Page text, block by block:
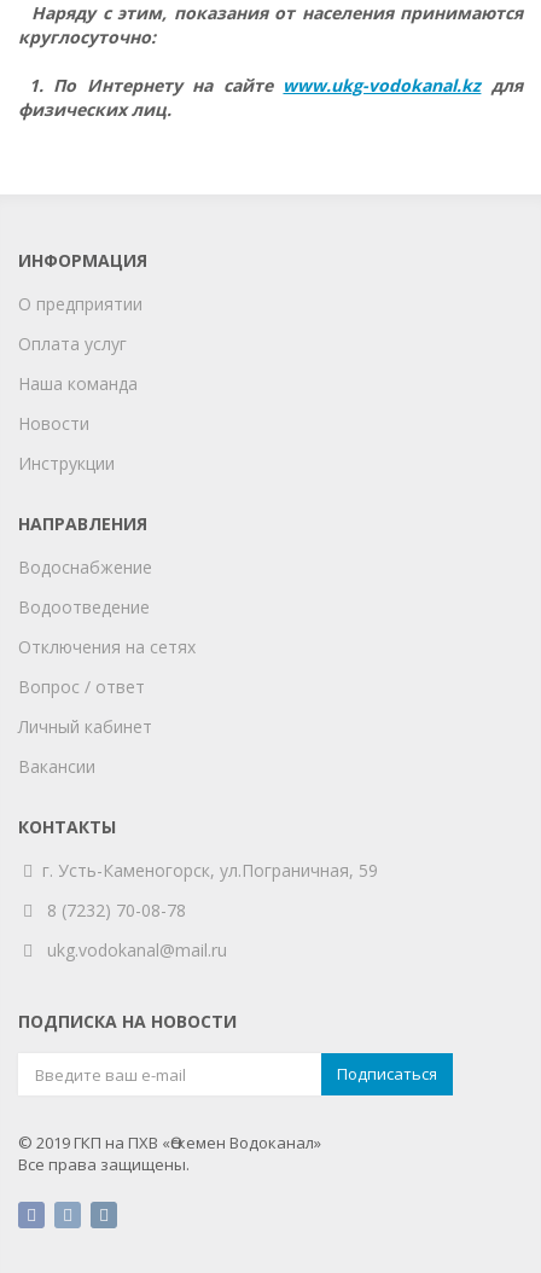
Наряду с этим, показания от населения принимаются
круглосуточно:
1. По Интернету на сайте www.ukg-vodokanal.kzдля
физических лиц.
ИНФОРМАЦИЯ
О предприятии
Оплата услуг
Наша команда
Новости
Инструкции
НАПРАВЛЕНИЯ
Водоснабжение
Водоотведение
Отключения на сетях
Вопрос / ответ
Личный кабинет
Вакансии
КОНТАКТЫ
г. Усть-Каменогорск, ул.Пограничная, 59
8 (7232) 70-08-78
ukg.vodokanal@mail.ru
ПОДПИСКА НА НОВОСТИ
© 2019 ГКП на ПХВ «Өскемен Водоканал»
Все права защищены.